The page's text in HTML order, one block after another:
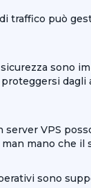
e
traffico può
e dalla natura del
maggiore di quella
sono
dagli
software e
da potenziali
server VPS
mano che il
una facile
web.
sono